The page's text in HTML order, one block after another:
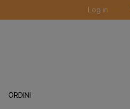
Log in
ORDINI